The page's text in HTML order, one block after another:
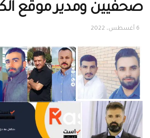
صحفيين ومدير موقع
6 أغسطس، 2022